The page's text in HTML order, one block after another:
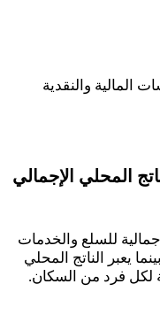
المالية والنقدية
المحلي الإجمالي
للسلع والخدمات
يعبر الناتج المحلي
لكل فرد من السكان.